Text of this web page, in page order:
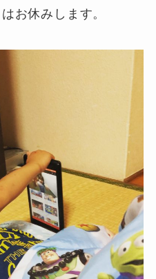
お休みします。